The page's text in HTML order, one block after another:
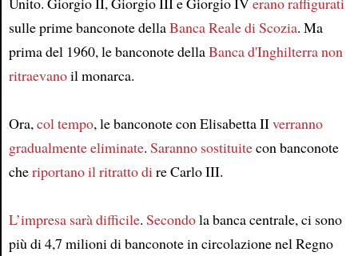
Article
sulle prime banconote dellaBanca Reale di Scozia. Ma
prima del 1960, le banconote dellaBanca d'Inghilterranon
ritraevanoil monarca.
Ora,col tempo, le banconote con Elisabetta IIverranno
gradualmente eliminate. Saranno sostituitecon banconote
cheriportano il ritratto dire Carlo III.
L’impresa sarà difficile. Secondola banca centrale, ci sono
più di 4,7 milioni di banconote in circolazione nel Regno